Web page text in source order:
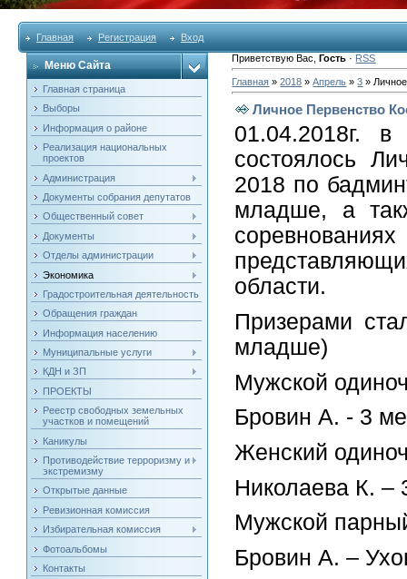
Главная Регистрация Вход
Меню Сайта
Главная страница
Выборы
Информация о районе
Реализация национальных
проектов
Администрация
Документы собрания депутатов
Общественный совет
Документы
Отделы администрации
Экономика
Градостроительная деятельность
Обращения граждан
Информация населению
Муниципальные услуги
КДН и ЗП
ПРОЕКТЫ
Реестр свободных земельных
участков и помещений
Каникулы
Противодействие терроризму и
экстремизму
Открытые данные
Ревизионная комиссия
Избирательная комиссия
Фотоальбомы
Контакты
Приветствую Вас ,Гость · RSS
Главная »2018 » Апрель » 3 »
Личное Первенство
01.04.2018г.
состоялось
2018 по
младше, а
области.
Призерами
младше)
Мужской
Бровин А. - 3
Женский
Николаева К. –
Мужской
Бровин А. –